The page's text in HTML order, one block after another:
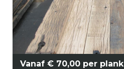
Vanaf € 70,00 per plank